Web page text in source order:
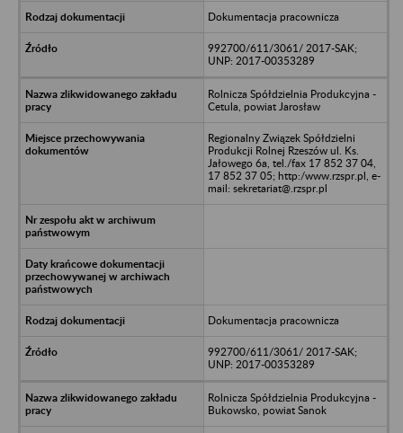
Dokumentacja pracownicza
992700/611/3061/ 2017-SAK;
UNP: 2017-00353289
Rolnicza Spółdzielnia Produkcyjna -
Cetula, powiat Jarosław
Regionalny Związek Spółdzielni
Produkcji Rolnej Rzeszów ul. Ks.
Jałowego 6a, tel./fax 17 852 37 04,
17 852 37 05; http:/www.rzspr.pl, e-
mail: sekretariat@.rzspr.pl
Dokumentacja pracownicza
992700/611/3061/ 2017-SAK;
UNP: 2017-00353289
Rolnicza Spółdzielnia Produkcyjna -
Bukowsko, powiat Sanok